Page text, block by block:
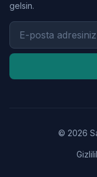
gelsin.
© 2026